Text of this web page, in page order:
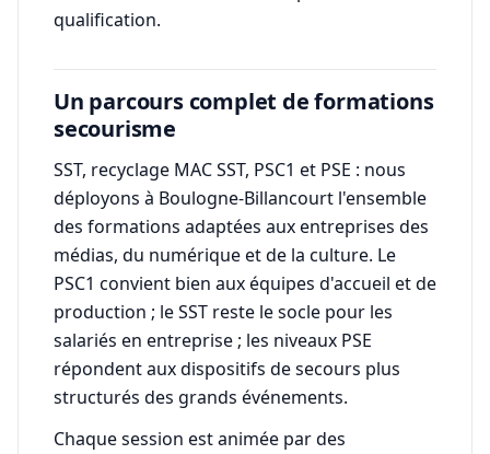
qualification.
Un parcours complet de formations
secourisme
SST, recyclage MAC SST, PSC1 et PSE : nous
déployons à Boulogne-Billancourt l'ensemble
des formations adaptées aux entreprises des
médias, du numérique et de la culture. Le
PSC1 convient bien aux équipes d'accueil et de
production ; le SST reste le socle pour les
salariés en entreprise ; les niveaux PSE
répondent aux dispositifs de secours plus
structurés des grands événements.
Chaque session est animée par des